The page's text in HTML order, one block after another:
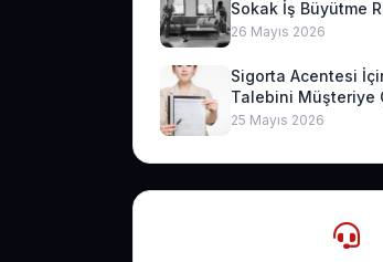
Sokak İş Büyütme
26 Mayıs 2026
Sigorta Acentesi
Talebini Müşteriye
25 Mayıs 2026